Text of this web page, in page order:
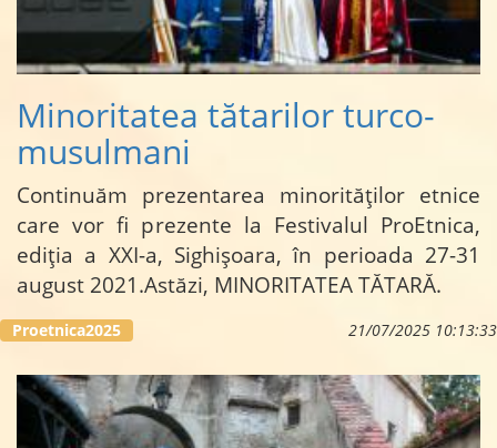
Minoritatea tătarilor turco-
musulmani
Continuăm prezentarea minorităților etnice
care vor fi prezente la Festivalul ProEtnica,
ediția a XXI-a, Sighișoara, în perioada 27-31
august 2021.Astăzi, MINORITATEA TĂTARĂ.
...
21/07/2025 10:13:33
Proetnica2025